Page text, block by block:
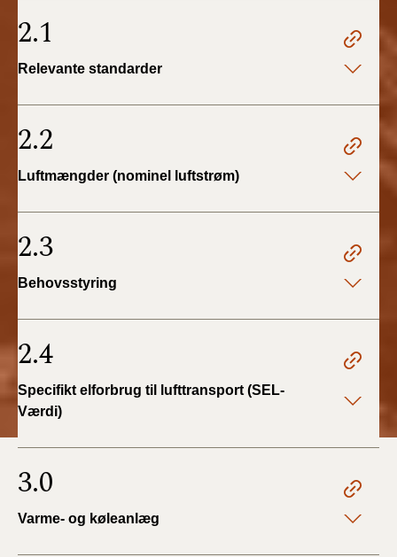
2010)
2.1
Relevante standarder
2.2
Luftmængder (nominel luftstrøm)
2.3
Behovsstyring
2.4
Specifikt elforbrug til lufttransport (SEL-
Værdi)
3.0
Varme- og køleanlæg